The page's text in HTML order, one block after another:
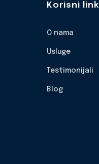
Korisni
O nama
Usluge
Testimonijali
Blog